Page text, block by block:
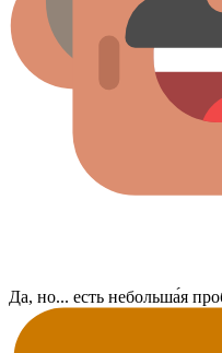
Да, но... есть небольша́я